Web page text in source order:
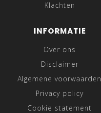
Klachten
INFORMATIE
Over ons
Disclaimer
Algemene voorwaarden
Privacy policy
Cookie statement